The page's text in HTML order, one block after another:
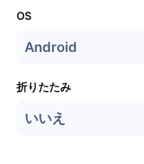
OS
Android
折りたたみ
いいえ